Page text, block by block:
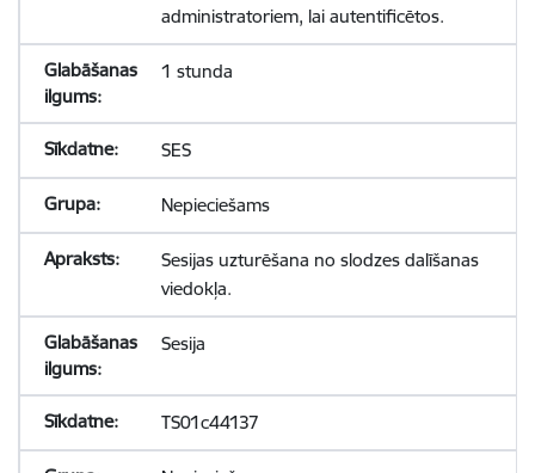
administratoriem, lai autentificētos.
1 stunda
SES
Nepieciešams
Sesijas uzturēšana no slodzes dalīšanas
viedokļa.
Sesija
TS01c44137